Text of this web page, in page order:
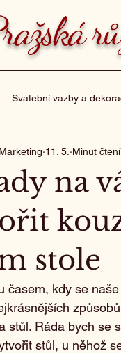
Svatební vazby a
Kytička z lásky Balení
na
stole
11. 5. Minut
časem, kdy se
stůl. Ráda bych se
stůl, u něhož